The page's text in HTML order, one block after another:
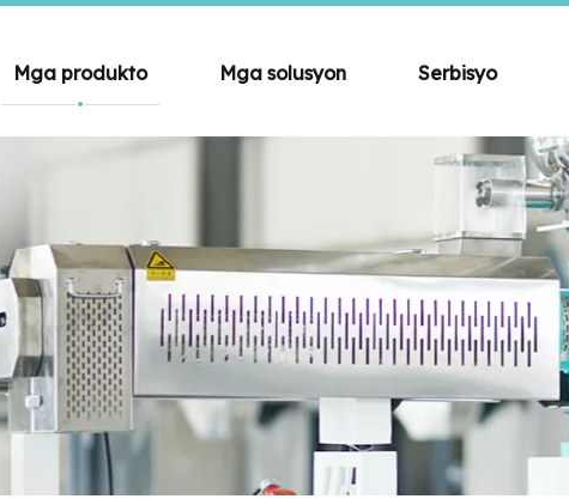
Mga produkto Mga solusyon Serbisyo